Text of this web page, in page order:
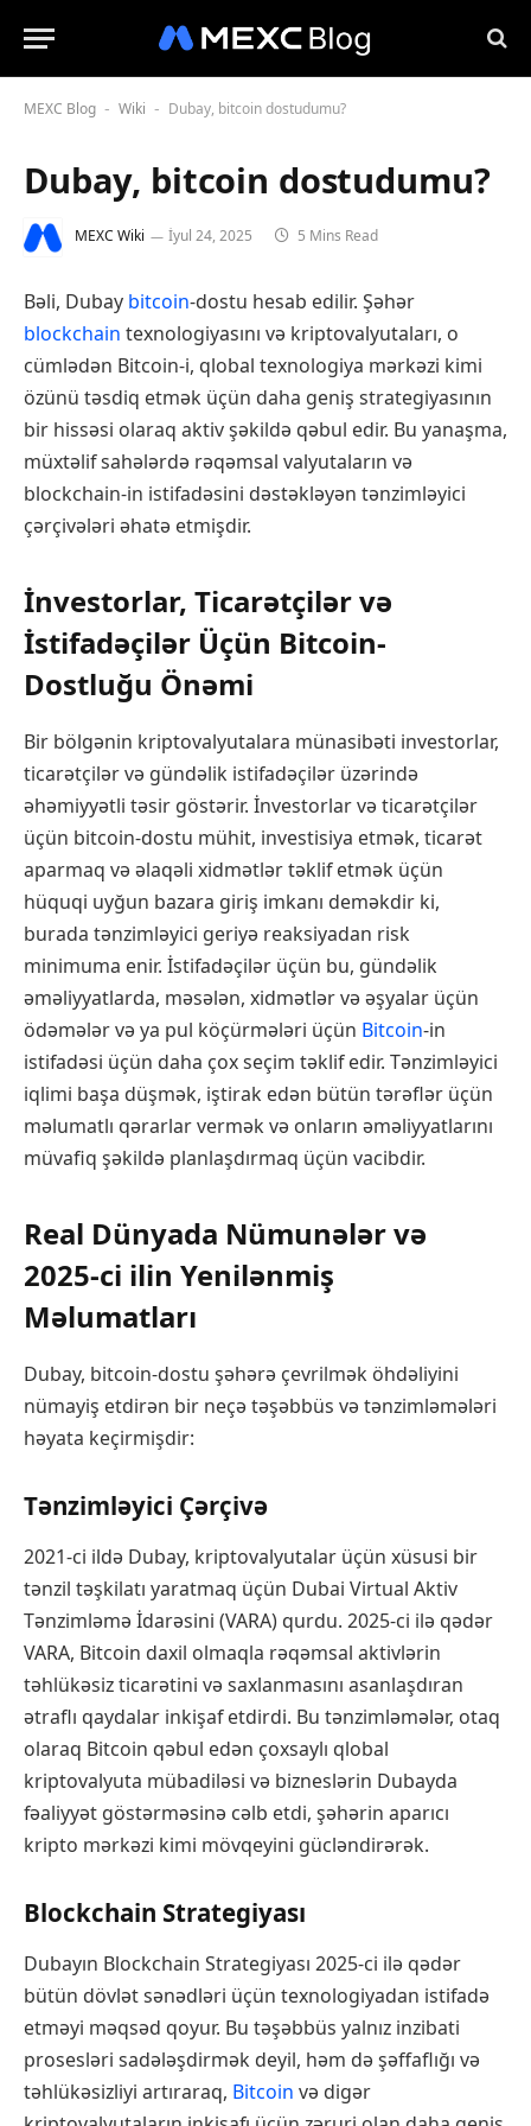
MEXC Blog - Wiki - Dubay, bitcoin dostudumu?
Dubay, bitcoin dostudumu?
MEXC Wiki İyul 24, 2025 5 Mins Read
Bəli, Dubay bitcoin-dostu hesab edilir. Şəhər
blockchain texnologiyasını və kriptovalyutaları, o
cümlədən Bitcoin-i, qlobal texnologiya mərkəzi kimi
özünü təsdiq etmək üçün daha geniş strategiyasının
bir hissəsi olaraq aktiv şəkildə qəbul edir. Bu yanaşma,
müxtəlif sahələrdə rəqəmsal valyutaların və
blockchain-in istifadəsini dəstəkləyən tənzimləyici
çərçivələri əhatə etmişdir.
İnvestorlar, Ticarətçilər və
İstifadəçilər Üçün Bitcoin-
Dostluğu Önəmi
Bir bölgənin kriptovalyutalara münasibəti investorlar,
ticarətçilər və gündəlik istifadəçilər üzərində
əhəmiyyətli təsir göstərir. İnvestorlar və ticarətçilər
üçün bitcoin-dostu mühit, investisiya etmək, ticarət
aparmaq və əlaqəli xidmətlər təklif etmək üçün
hüquqi uyğun bazara giriş imkanı deməkdir ki,
burada tənzimləyici geriyə reaksiyadan risk
minimuma enir. İstifadəçilər üçün bu, gündəlik
əməliyyatlarda, məsələn, xidmətlər və əşyalar üçün
ödəmələr və ya pul köçürmələri üçün Bitcoin-in
istifadəsi üçün daha çox seçim təklif edir. Tənzimləyici
iqlimi başa düşmək, iştirak edən bütün tərəflər üçün
məlumatlı qərarlar vermək və onların əməliyyatlarını
müvafiq şəkildə planlaşdırmaq üçün vacibdir.
Real Dünyada Nümunələr və
2025-ci ilin Yenilənmiş
Məlumatları
Dubay, bitcoin-dostu şəhərə çevrilmək öhdəliyini
nümayiş etdirən bir neçə təşəbbüs və tənzimləmələri
həyata keçirmişdir:
Tənzimləyici Çərçivə
2021-ci ildə Dubay, kriptovalyutalar üçün xüsusi bir
tənzil təşkilatı yaratmaq üçün Dubai Virtual Aktiv
Tənzimləmə İdarəsini (VARA) qurdu. 2025-ci ilə qədər
VARA, Bitcoin daxil olmaqla rəqəmsal aktivlərin
təhlükəsiz ticarətini və saxlanmasını asanlaşdıran
ətraflı qaydalar inkişaf etdirdi. Bu tənzimləmələr, otaq
olaraq Bitcoin qəbul edən çoxsaylı qlobal
kriptovalyuta mübadiləsi və bizneslərin Dubayda
fəaliyyət göstərməsinə cəlb etdi, şəhərin aparıcı
kripto mərkəzi kimi mövqeyini gücləndirərək.
Blockchain Strategiyası
Dubayın Blockchain Strategiyası 2025-ci ilə qədər
bütün dövlət sənədləri üçün texnologiyadan istifadə
etməyi məqsəd qoyur. Bu təşəbbüs yalnız inzibati
prosesləri sadələşdirmək deyil, həm də şəffaflığı və
təhlükəsizliyi artıraraq, Bitcoin və digər